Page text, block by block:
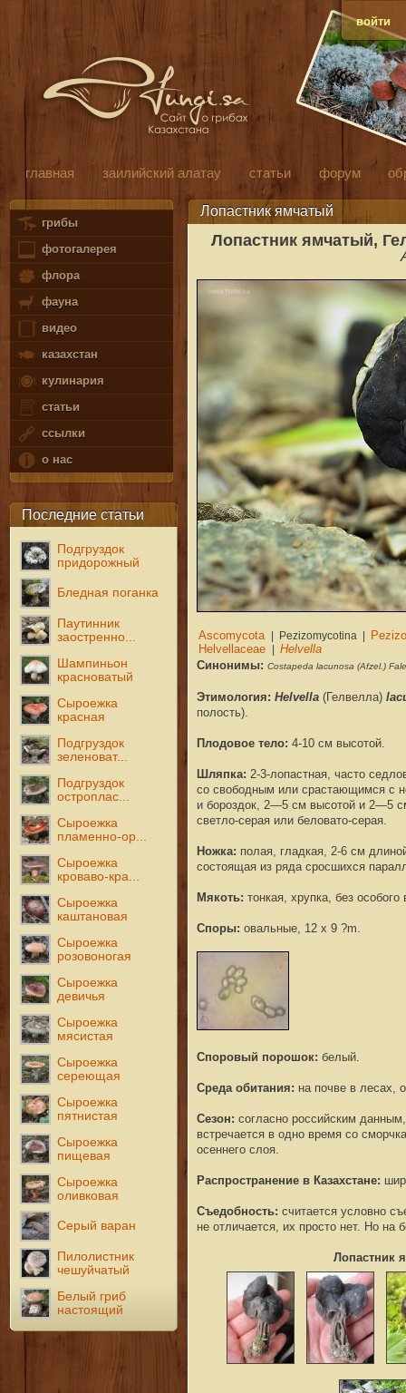
войти
главная заилийский алатау статьи форум
грибы
фотогалерея
флора
фауна
видео
казахстан
кулинария
статьи
ссылки
о нас
Последние статьи
Подгруздок
придорожный
Бледная поганка
Паутинник
заостренно...
Шампиньон
красноватый
Сыроежка
красная
Подгруздок
зеленоват...
Подгруздок
остроплас...
Сыроежка
пламенно-ор...
Сыроежка
кроваво-кра...
Сыроежка
каштановая
Сыроежка
розовоногая
Сыроежка
девичья
Сыроежка
мясистая
Сыроежка
сереющая
Сыроежка
пятнистая
Сыроежка
пищевая
Сыроежка
оливковая
Серый варан
Пилолистник
чешуйчатый
Белый гриб
настоящий
Лопастник ямчатый
Лопастник ямчатый,
Синонимы: Costapeda lacunosa (Afzel.)
Этимология: Helvella(Гелвелла)
полость).
Плодовое тело: 4-10 см высотой.
Шляпка: 2-3-лопастная, часто
со свободным или срастающимся с
и бороздок, 2—5 см высотой и 2—5
светло-серая или беловато-серая.
Ножка: полая, гладкая, 2-6 см
состоящая из ряда сросшихся
Мякоть: тонкая, хрупка, без особого
Споры: овальные, 12 x 9 ?m.
Споровый порошок: белый.
Среда обитания: на почве в лесах,
Сезон: согласно российским
встречается в одно время со
осеннего слоя.
Распространение в Казахстане:
Съедобность: считается условно
не отличается, их просто нет. Но на
Лопастник